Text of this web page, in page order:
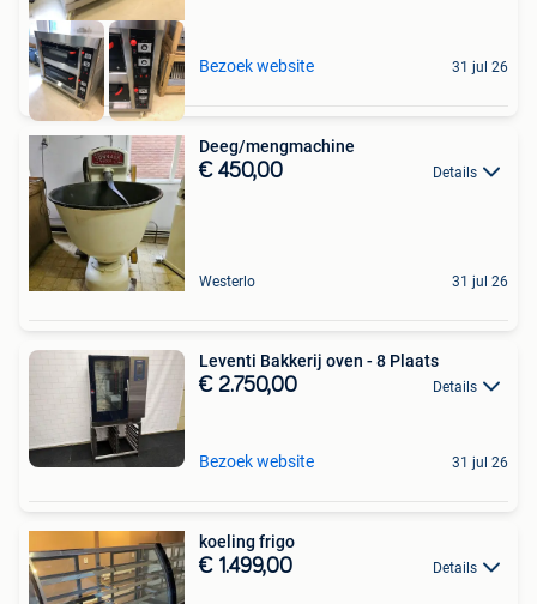
Bezoek website 31 jul 26
Deeg/mengmachine
€ 450,00 Details
Westerlo 31 jul 26
Leventi Bakkerij oven - 8 Plaats
€ 2.750,00 Details
Bezoek website 31 jul 26
koeling frigo
€ 1.499,00 Details